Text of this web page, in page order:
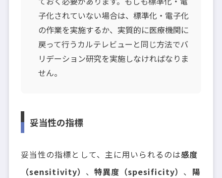
子化されていない場合は、標準化・電子化
の作業を実施するか、実質的に医療機関に
戻って行うカルテレビューと同じ方法でバ
リデーション研究を実施しなければなりま
せん。
妥当性の指標
妥当性の指標として、主に用いられるのは感度
（sensitivity） 、 特異度（spesificity） 、 陽